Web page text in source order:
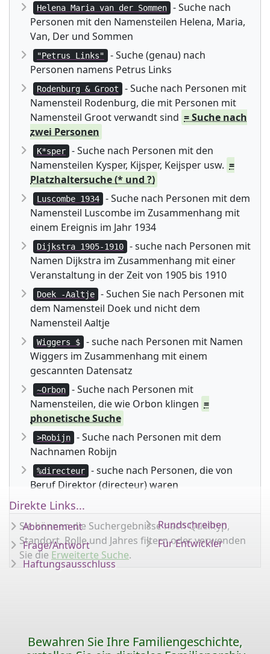
Helena Maria van der Sommen
- Suche nach
Personen mit den Namensteilen Helena, Maria,
Van, Der und Sommen
"Petrus Links"
- Suche (genau) nach
Personen namens Petrus Links
Rodenburg & Groot
- Suche nach Personen mit
Namensteil Rodenburg, die mit Personen mit
Namensteil Groot verwandt sind = Suche nach
zwei Personen
K*sper
- Suche nach Personen mit den
Namensteilen Kysper, Kijsper, Keijsper usw. =
Platzhaltersuche (* und ?)
Luscombe 1934
- Suche nach Personen mit dem
Namensteil Luscombe im Zusammenhang mit
einem Ereignis im Jahr 1934
Dijkstra 1905-1910
- suche nach Personen mit
Namen Dijkstra im Zusammenhang mit einer
Veranstaltung in der Zeit von 1905 bis 1910
Doek -Aaltje
- Suchen Sie nach Personen mit
dem Namensteil Doek und nicht dem
Namensteil Aaltje
Wiggers $
- suche nach Personen mit Namen
Wiggers im Zusammenhang mit einem
gescannten Datensatz
~Orbon
- Suche nach Personen mit
Namensteilen, die wie Orbon klingen =
phonetische Suche
>Robijn
- Suche nach Personen mit dem
Nachnamen Robijn
%directeur
- suche nach Personen, die von
Beruf Direktor (directeur) waren
Sie können die Suchergebnisse nach Quelltyp,
Standort, Rolle und Jahres filtern oder verwenden
Sie die Erweiterte Suche.
Direkte Links...
Abonnement
Frage/Antwort
Haftungsausschluss
Rundschreiben
Für Entwickler
Bewahren Sie Ihre Familiengeschichte,